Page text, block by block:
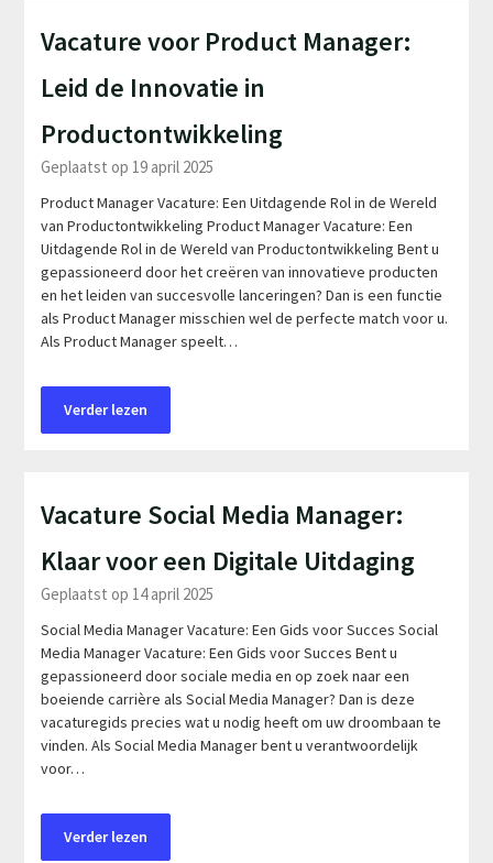
Vacature voor Product Manager:
Leid de Innovatie in
Productontwikkeling
Geplaatst op 19 april 2025
Product Manager Vacature: Een Uitdagende Rol in de Wereld
van Productontwikkeling Product Manager Vacature: Een
Uitdagende Rol in de Wereld van Productontwikkeling Bent u
gepassioneerd door het creëren van innovatieve producten
en het leiden van succesvolle lanceringen? Dan is een functie
als Product Manager misschien wel de perfecte match voor u.
Als Product Manager speelt…
Verder lezen
Vacature Social Media Manager:
Klaar voor een Digitale Uitdaging
Geplaatst op 14 april 2025
Social Media Manager Vacature: Een Gids voor Succes Social
Media Manager Vacature: Een Gids voor Succes Bent u
gepassioneerd door sociale media en op zoek naar een
boeiende carrière als Social Media Manager? Dan is deze
vacaturegids precies wat u nodig heeft om uw droombaan te
vinden. Als Social Media Manager bent u verantwoordelijk
voor…
Verder lezen